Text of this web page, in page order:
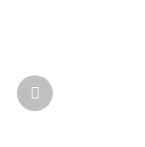
Další
produkt